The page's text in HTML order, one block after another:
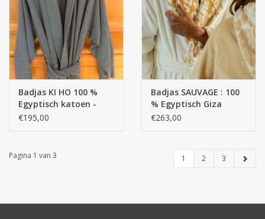
Badjas KI HO 100 %
Egyptisch katoen -
Giza 70 400 g /m2
€195,00
Badjas SAUVAGE : 100
% Egyptisch Giza
katoen - Extra lange
€263,00
Pagina 1 van 3 1 2 3